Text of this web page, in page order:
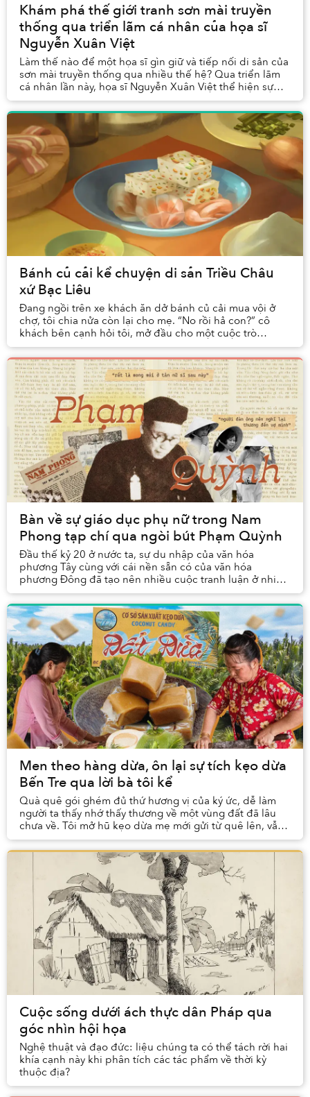
Khám phá thế giới tranh sơn mài truyền
thống qua triển lãm cá nhân của họa sĩ
Nguyễn Xuân Việt
Làm thế nào để một họa sĩ gìn giữ và tiếp nối di sản của
sơn mài truyền thống qua nhiều thế hệ? Qua triển lãm
cá nhân lần này, họa sĩ Nguyễn Xuân Việt thể hiện sự
thành thạo và hiểu biết rộng lớn, cũn...
Bánh củ cải kể chuyện di sản Triều Châu
xứ Bạc Liêu
Đang ngồi trên xe khách ăn dở bánh củ cải mua vội ở
chợ, tôi chia nửa còn lại cho mẹ. “No rồi hả con?” cô
khách bên cạnh hỏi tôi, mở đầu cho một cuộc trò
chuyện rôm rả trong suốt hành trình còn lại. K...
Bàn về sự giáo dục phụ nữ trong Nam
Phong tạp chí qua ngòi bút Phạm Quỳnh
Đầu thế kỷ 20 ở nước ta, sự du nhập của văn hóa
phương Tây cùng với cái nền sẵn có của văn hóa
phương Đông đã tạo nên nhiều cuộc tranh luận ở nhiều
lĩnh vực, trong đó có giáo dục. Thứ nhất, An Nam là ...
Men theo hàng dừa, ôn lại sự tích kẹo dừa
Bến Tre qua lời bà tôi kể
Quà quê gói ghém đủ thứ hương vị của ký ức, dễ làm
người ta thấy nhớ thấy thương về một vùng đất đã lâu
chưa về. Tôi mở hũ kẹo dừa mẹ mới gửi từ quê lên, vẫn
cái mùi quen thuộc làm gợi nhớ về góc bếp ...
Cuộc sống dưới ách thực dân Pháp qua
góc nhìn hội họa
Nghệ thuật và đạo đức: liệu chúng ta có thể tách rời hai
khía cạnh này khi phân tích các tác phẩm về thời kỳ
thuộc địa?